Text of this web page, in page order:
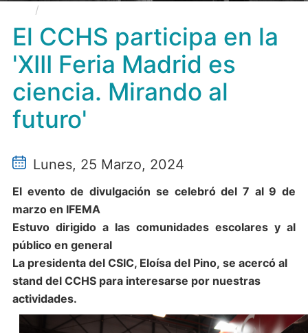
ciencia. Mirando al futuro'
El CCHS participa en la
'XIII Feria Madrid es
ciencia. Mirando al
futuro'
Lunes, 25 Marzo, 2024
El evento de divulgación se celebró del 7 al 9 de
marzo en IFEMA
Estuvo dirigido a las comunidades escolares y al
público en general
La presidenta del CSIC, Eloísa del Pino, se acercó al
stand del CCHS para interesarse por nuestras
actividades.